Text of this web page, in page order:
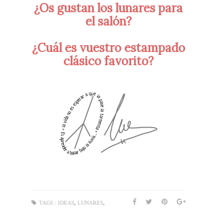
¿Os gustan los lunares para
el salón?
¿Cuál es vuestro estampado
clásico favorito?
TAGS : IDEAS, LUNARES,